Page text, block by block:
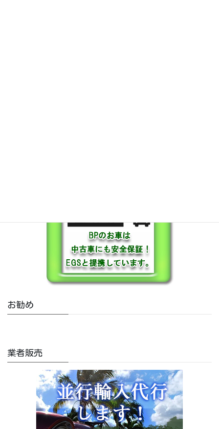
お勧め
業者販売